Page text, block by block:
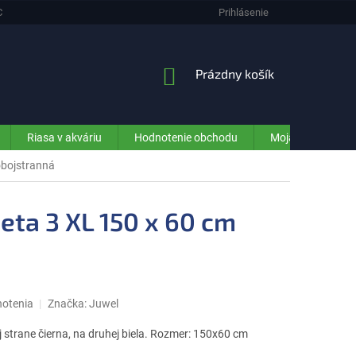
OSOBNÝCH ÚDAJOV (GDPR) - INFORMÁCIE PRE ZÁKAZNÍKOV E-
Prihlásenie
NÁKUPNÝ
Prázdny košík
Riasa v akváriu Hodnotenie obchodu Moja objednávka
3 XL 150 x 60 cm
Značka:Juwel
čierna, na druhej biela. Rozmer: 150x60 cm